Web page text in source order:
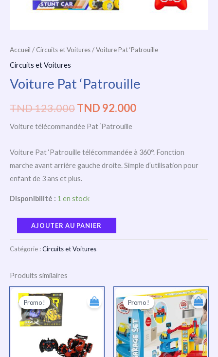
Accueil / Circuits et Voitures/ Voiture Pat ‘Patrouille
Circuits et Voitures
Voiture Pat ‘Patrouille
TND123.000TND 92.000
Voiture télécommandée Pat ‘Patrouille
Voiture Pat ‘Patrouille télécommandée à 360°. Fonction
marche avant arrière gauche droite. Simple d’utilisation pour
enfant de 3 ans et plus.
Disponibilité : 1 en stock
AJOUTER AU PANIER
Catégorie :Circuits et Voitures
Produits similaires
Promo !
Promo !
prix
initial
était :
TND
155.000.
prix
actuel
116.000.
Promo !
Promo !
Le
prix
initial
était :
TND
103.000.
Le
prix
actuel
est :
TND
77.000.